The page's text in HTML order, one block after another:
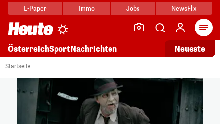
E-Paper Immo Jobs NewsFlix
ÖsterreichSportNachrichten Neueste
Startseite
1/10